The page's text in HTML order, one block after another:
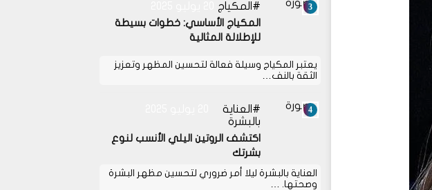
المكياج
المكياج الأساسي: خطوات بسيطة
للإطلالة المثالية
يعتبر المكياج وسيلة فعالة لتحسين المظهر وتعزيز
الثقة بالنف…
العناية
بالبشرة
اكتشف الروتين اليلي الأنسب لنوع
بشرتك
العناية بالبشرة ليلا أمر ضروري لتحسين مظهر البشرة
وصحتها. …